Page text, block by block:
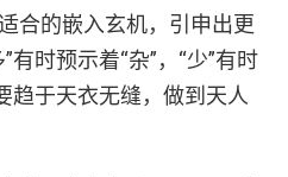
合的嵌入玄机，引申出更
有时预示着“杂”，“少”有时
趋于天衣无缝，做到天人